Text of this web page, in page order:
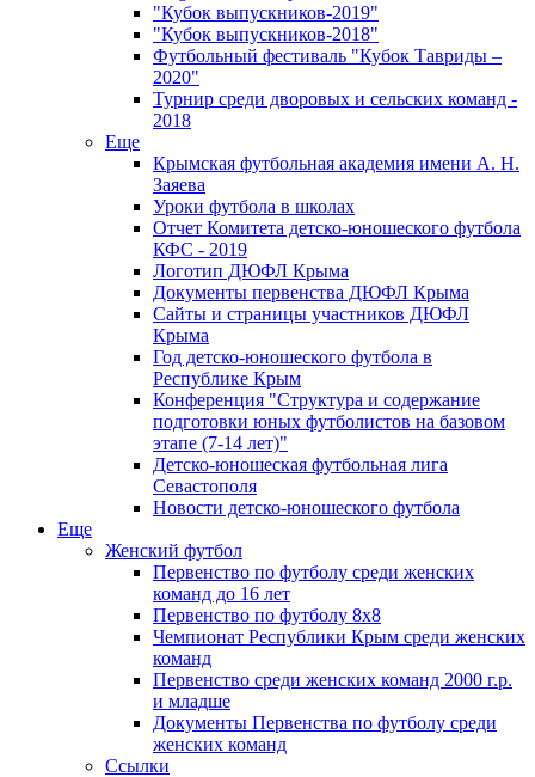
"Кубок выпускников-2019"
"Кубок выпускников-2018"
Футбольный фестиваль "Кубок Тавриды –
2020"
Турнир среди дворовых и сельских команд -
2018
Еще
Крымская футбольная академия имени А. Н.
Заяева
Уроки футбола в школах
Отчет Комитета детско-юношеского футбола
КФС - 2019
Логотип ДЮФЛ Крыма
Документы первенства ДЮФЛ Крыма
Сайты и страницы участников ДЮФЛ
Крыма
Год детско-юношеского футбола в
Республике Крым
Конференция "Структура и содержание
подготовки юных футболистов на базовом
этапе (7-14 лет)"
Детско-юношеская футбольная лига
Севастополя
Новости детско-юношеского футбола
Еще
Женский футбол
Первенство по футболу среди женских
команд до 16 лет
Первенство по футболу 8х8
Чемпионат Республики Крым среди женских
команд
Первенство среди женских команд 2000 г.р.
и младше
Документы Первенства по футболу среди
женских команд
Ссылки